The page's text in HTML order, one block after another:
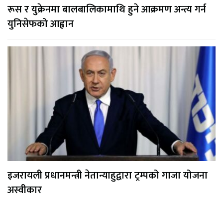
रूस र युक्रेनमा बालबालिकामाथि हुने आक्रमण अन्त्य गर्न
युनिसेफको आह्वान
इजरायली प्रधानमन्त्री नेतान्याहुद्वारा ट्रम्पको गाजा योजना
अस्वीकार